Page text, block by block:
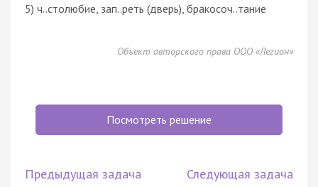
5) ч..столюбие, зап..реть (дверь), бракосоч..тание
Объект авторского права ООО «Легион»
Посмотреть решение
Предыдущая задача Следующая задача